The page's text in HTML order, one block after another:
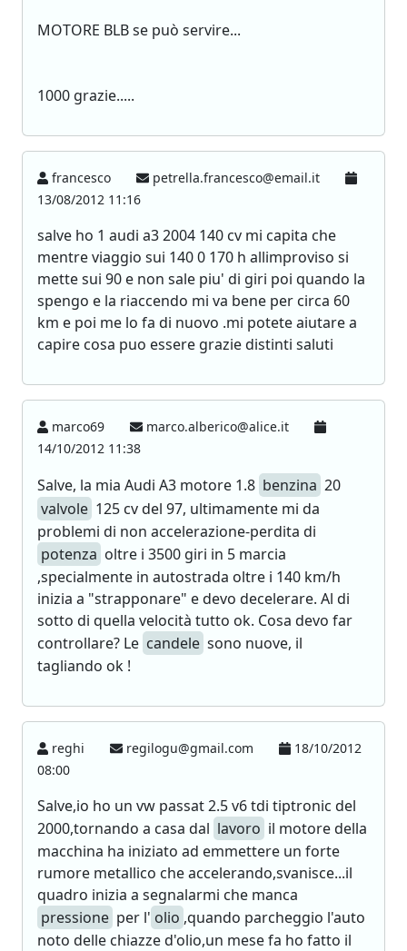
MOTORE BLB se può servire...
1000 grazie.....
francesco
petrella.francesco@email.it
13/08/2012 11:16
salve ho 1 audi a3 2004 140 cv mi capita che
mentre viaggio sui 140 0 170 h allimproviso si
mette sui 90 e non sale piu' di giri poi quando la
spengo e la riaccendo mi va bene per circa 60
km e poi me lo fa di nuovo .mi potete aiutare a
capire cosa puo essere grazie distinti saluti
marco69
marco.alberico@alice.it
14/10/2012 11:38
Salve, la mia Audi A3 motore 1.8 benzina 20
valvole 125 cv del 97, ultimamente mi da
problemi di non accelerazione-perdita di
potenza oltre i 3500 giri in 5 marcia
,specialmente in autostrada oltre i 140 km/h
inizia a "strapponare" e devo decelerare. Al di
sotto di quella velocità tutto ok. Cosa devo far
controllare? Le candele sono nuove, il
tagliando ok !
reghi regilogu@gmail.com
18/10/2012
08:00
Salve,io ho un vw passat 2.5 v6 tdi tiptronic del
2000,tornando a casa dal lavoro il motore della
macchina ha iniziato ad emmettere un forte
rumore metallico che accelerando,svanisce...il
quadro inizia a segnalarmi che manca
pressione per l' olio ,quando parcheggio l'auto
noto delle chiazze d'olio,un mese fa ho fatto il